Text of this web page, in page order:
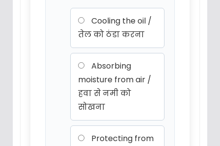
Cooling the oil /
तेल को ठंडा करना
Absorbing
moisture from air /
हवा से नमी को
सोखना
Protecting from